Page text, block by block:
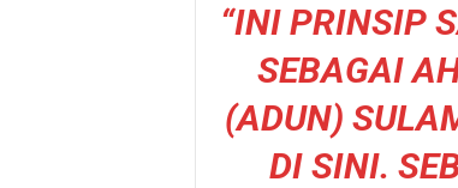
“INI PRINSIP
SEBAGAI
(ADUN)
DI SINI.